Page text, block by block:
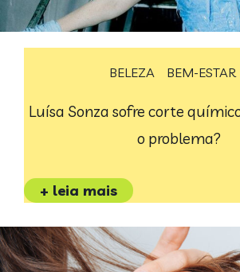
BELEZA BEM-ESTAR
Luísa Sonza sofre corte
o problema?
+ leia mais